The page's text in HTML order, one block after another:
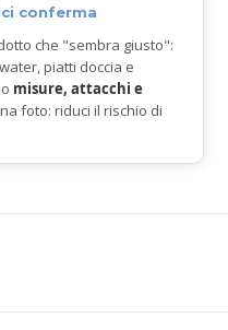
conferma
che "sembra giusto":
piatti doccia e
misure, attacchi e
foto: riduci il rischio di